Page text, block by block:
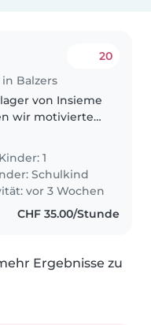
Balzers
20
von Insieme
wir motivierte
vom 5.-11.
du bist die
präsent und
1
Schulkind
vor 3 Wochen
CHF 35.00/Stunde
Ergebnisse zu